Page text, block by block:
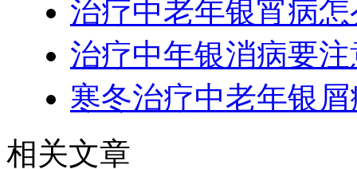
治疗中老年银宵病
治疗中年银消病要
寒冬治疗中老年银
相关文章